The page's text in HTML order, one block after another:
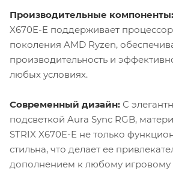
Производительные компоненты:
X670E-E поддерживает
поколения AMD Ryzen,
производительность и
любых условиях.
Современный дизайн: С
подсветкой Aura Sync RGB,
STRIX X670E-E не только
стильна, что делает ее
дополнением к любому игровому